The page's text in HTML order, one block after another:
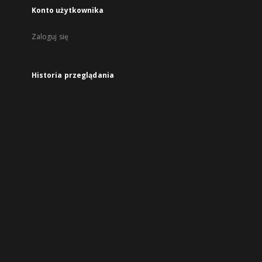
Konto użytkownika
Zaloguj się
Historia przeglądania